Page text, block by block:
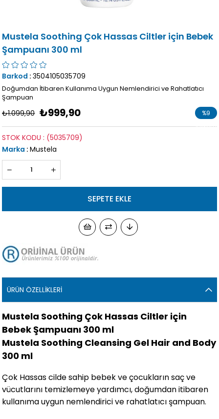
​Mustela Soothing Çok Hassas Ciltler için Bebek
Şampuanı 300 ml
Barkod : 3504105035709
Doğumdan İtibaren Kullanıma Uygun Nemlendirici ve Rahatlatıcı
Şampuan
₺1.099,90 ₺999,90 %9
İndirim
(5035709)
STOK KODU
Marka : Mustela
ÜRÜN ÖZELLIKLERI
​Mustela Soothing Çok Hassas Ciltler için
Bebek Şampuanı 300 ml
Mustela Soothing Cleansing Gel Hair and Body
300 ml
Çok Hassas cilde sahip bebek ve çocukların saç ve
vücutlarını temizlemeye yardımcı, doğumdan itibaren
kullanıma uygun nemlendirici ve rahatlatıcı şampuan.